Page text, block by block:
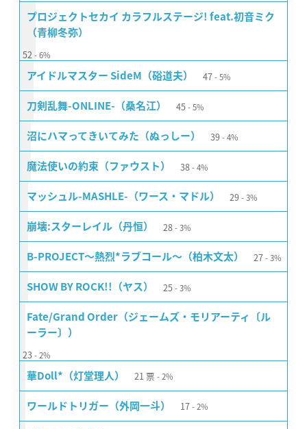
プロジェクトセカイ カラフルステージ! feat.初音ミク
（青柳冬弥）
52 6%
アイドルマスター SideM（硲道夫） 47 5%
刀剣乱舞-ONLINE-（桑名江） 45 5%
沼にハマってきいてみた（ぬっしー） 39 4%
魔法使いの約束（ファウスト） 38 4%
マッシュル-MASHLE-（ワース・マドル） 29 3%
崩壊:スターレイル（丹恒） 28 3%
B-PROJECT〜熱烈*ラブコール〜（柏木文太） 27 3%
SHOW BY ROCK!!（ヤス） 25 3%
Fate/Grand Order（ジェームズ・モリアーティ〔ル
ーラー〕）
23 2%
華Doll*（灯堂理人） 21 票 2%
ワールドトリガー（外岡一斗） 17 2%